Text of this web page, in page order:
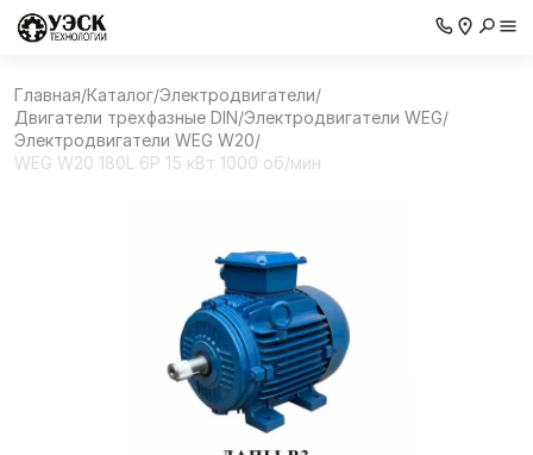
Главная/Каталог/Электродвигатели/
Двигатели трехфазные DIN/Электродвигатели WEG/
Электродвигатели WEG W20/
WEG W20 180L 6P 15 кВт 1000 об/мин